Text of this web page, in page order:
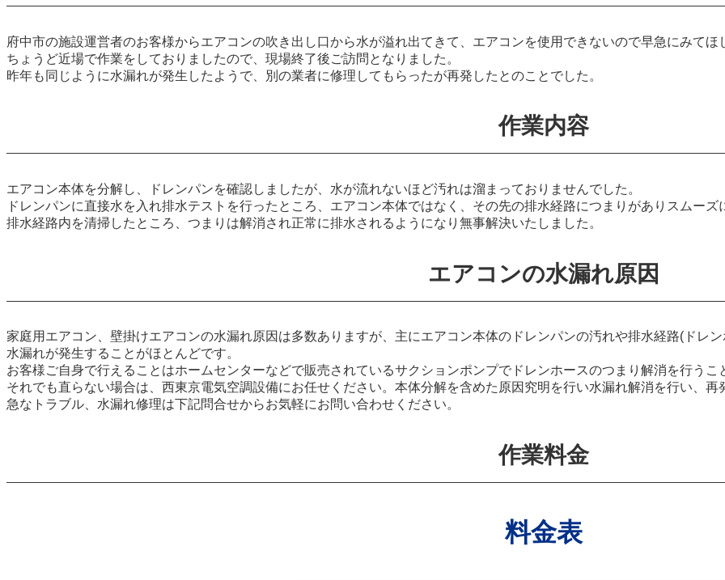
府中市の施設運営者のお客様からエアコンの吹き出し口から水が溢れ出てきて、エアコンを使用できないので早急にみて
ちょうど近場で作業をしておりましたので、現場終了後ご訪問となりました。
昨年も同じように水漏れが発生したようで、別の業者に修理してもらったが再発したとのことでした。
作業内容
エアコン本体を分解し、ドレンパンを確認しましたが、水が流れないほど汚れは溜まっておりませんでした。
ドレンパンに直接水を入れ排水テストを行ったところ、エアコン本体ではなく、その先の排水経路につまりがありスムー
排水経路内を清掃したところ、つまりは解消され正常に排水されるようになり無事解決いたしました。
エアコンの水漏れ原因
家庭用エアコン、壁掛けエアコンの水漏れ原因は多数ありますが、主にエアコン本体のドレンパンの汚れや排水経路(ドレ
水漏れが発生することがほとんどです。
お客様ご自身で行えることはホームセンターなどで販売されているサクションポンプでドレンホースのつまり解消を行う
それでも直らない場合は、西東京電気空調設備にお任せください。本体分解を含めた原因究明を行い水漏れ解消を行い、再
急なトラブル、水漏れ修理は下記問合せからお気軽にお問い合わせください。
作業料金
料金表